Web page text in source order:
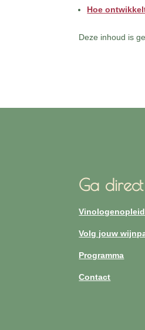
Hoe
Deze inhoud is
Ga
Volg jouw
Programma
Contact